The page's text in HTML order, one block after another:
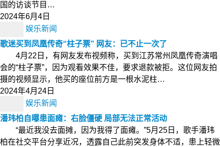
国的访谈节目…
2024年6月4日
娱乐新闻
歌迷买到凤凰传奇“柱子票” 网友：已不止一次了
4月22日，有网友发布视频称，买到江苏常州凤凰传奇演唱
会的“柱子票”，因为观看效果不佳，要求退款被拒。这位网友拍
摄的视频显示，他买的座位前方是一根水泥柱…
2024年4月24日
娱乐新闻
潘玮柏自曝患面瘫：右脸僵硬 局部无法正常活动
“最近我没去面摊，因为我得了面瘫。”5月25日，歌手潘玮
柏在社交平台分享近况，透露自己此前突发身体不适，患上轻微